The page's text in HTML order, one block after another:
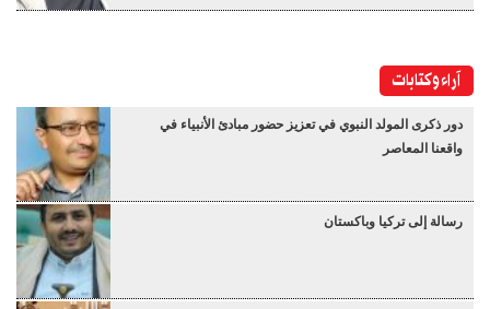
آراء وكتابات
دور ذكرى المولد النبوي في تعزيز حضور مبادئ الأنبياء في
واقعنا المعاصر
رسالة إلى تركيا وباكستان